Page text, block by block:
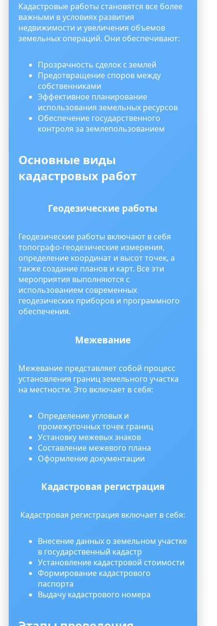
Кадастровые работы становятся все более
важными в условиях развития
недвижимости и увеличения объемов
земельных операций. Они обеспечивают:
Прозрачность сделок с землей
Предотвращение споров между
собственниками
Эффективное планирование
использования земельных ресурсов
Обеспечение государственного
контроля за землепользованием
Основные виды
кадастровых работ
Геодезические работы
Геодезические работы включают в себя
топографо-геодезические измерения,
определение координат и высот точек, а
также создание планов и карт. Все эти
мероприятия выполняются с
использованием современных
геодезических приборов и программного
обеспечения.
Межевание
Межевание представляет собой процесс
установления границ земельного участка
на местности. Это включает в себя:
Определение угловых и
промежуточных точек границ
Установку межевых знаков
Составление межевого плана
Оформление документации
Кадастровая регистрация
Кадастровая регистрация включает в себя:
Внесение данных о земельном участке
в государственный кадастр
Установление кадастровой стоимости
Формирование кадастрового
паспорта
Выдачу кадастрового номера